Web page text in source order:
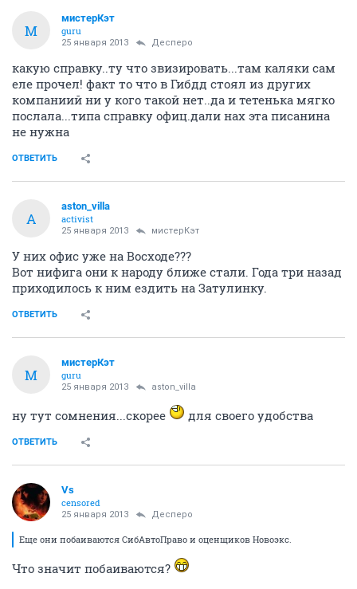
М
мистерКэт
guru
25 января 2013 Десперо
какую справку..ту что звизировать...там каляки сам
еле прочел! факт то что в Гибдд стоял из других
компаниий ни у кого такой нет..да и тетенька мягко
послала...типа справку офиц.дали нах эта писанина
не нужна
ОТВЕТИТЬ
A
aston_villa
activist
25 января 2013 мистерКэт
У них офис уже на Восходе???
Вот нифига они к народу ближе стали. Года три назад
приходилось к ним ездить на Затулинку.
ОТВЕТИТЬ
М
мистерКэт
guru
25 января 2013 aston_villa
ну тут сомнения...скорее для своего удобства
ОТВЕТИТЬ
Vs
censored
25 января 2013 Десперо
Еще они побаиваются СибАвтоПраво и оценщиков Новоэкс.
Что значит побаиваются?